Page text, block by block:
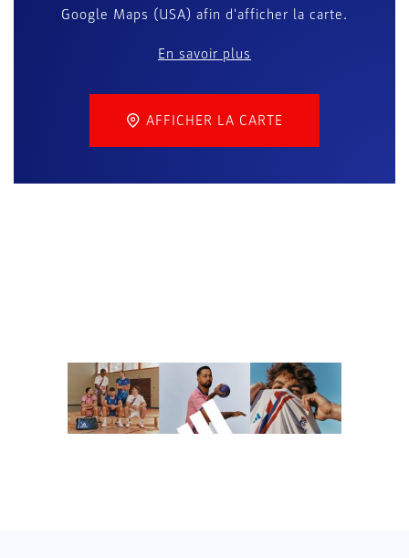
Google Maps (USA) afin d'afficher la carte.
En savoir plus
AFFICHER LA CARTE